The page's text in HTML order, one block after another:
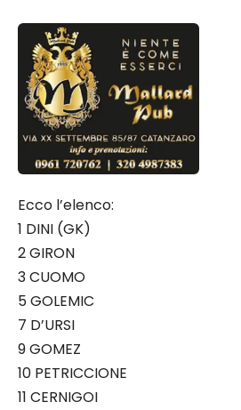
Ecco l’elenco:
1 DINI (GK)
2 GIRON
3 CUOMO
5 GOLEMIC
7 D’URSI
9 GOMEZ
10 PETRICCIONE
11 CERNIGOI